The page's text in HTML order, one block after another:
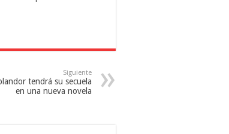
Siguiente
tendrá su secuela
en una nueva novela